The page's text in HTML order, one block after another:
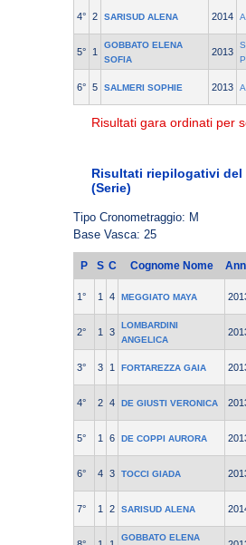
4° 2 SARISUD ALENA 2014
5° 1
GOBBATO ELENA
SOFIA
2013
6° 5 SALMERI SOPHIE 2013
Risultati gara ordinati per
Risultati riepilogativi del
(Serie)
Tipo Cronometraggio: M
Base Vasca: 25
P S C Cognome Nome
1° 1 4 MEGGIATO MAYA
2° 1 3
LOMBARDINI
ANGELICA
3° 3 1 FORTAREZZA GAIA
4° 2 4 DE GIUSTI VERONICA
5° 1 6 DE COPPI AURORA
6° 4 3 TOCCI GIADA
7° 1 2 SARISUD ALENA
GOBBATO ELENA